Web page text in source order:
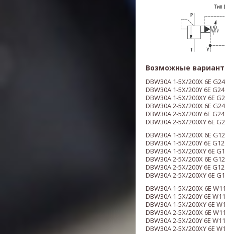
Возможные
DBW30A 1-5X/200X 6E
DBW30A 1-5X/200Y 6E
DBW30A 1-5X/200XY 6E
DBW30A 2-5X/200X 6E
DBW30A 2-5X/200Y 6E
DBW30A 2-5X/200XY 6E
DBW30A 1-5X/200X 6E
DBW30A 1-5X/200Y 6E
DBW30A 1-5X/200XY 6E
DBW30A 2-5X/200X 6E
DBW30A 2-5X/200Y 6E
DBW30A 2-5X/200XY 6E
DBW30A 1-5X/200X 6E
DBW30A 1-5X/200Y 6E
DBW30A 1-5X/200XY 6E
DBW30A 2-5X/200X 6E
DBW30A 2-5X/200Y 6E
DBW30A 2-5X/200XY 6E